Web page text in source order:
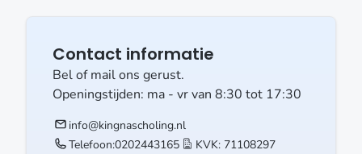
Contact informatie
Bel of mail ons gerust.
Openingstijden: ma - vr van 8:30 tot 17:30
info@kingnascholing.nl
Telefoon:0202443165 KVK: 71108297